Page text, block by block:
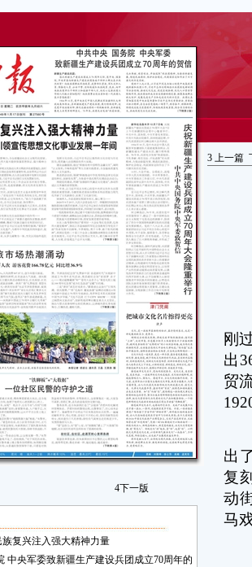
4下一版
复兴注入强大精神力量
中央军委致新疆生产建设兵团成立70周年的
3 上一篇
刚
出
贸
出
复
动
马